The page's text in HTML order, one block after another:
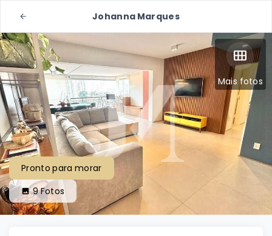
Johanna Marques
Mais fotos
Pronto para morar
9Fotos